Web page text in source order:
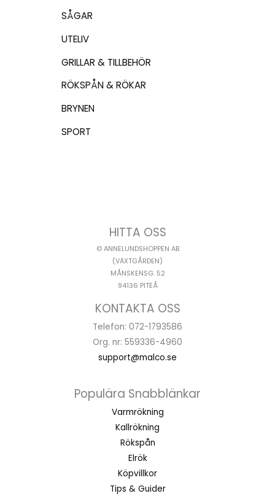
SÅGAR
UTELIV
GRILLAR & TILLBEHÖR
RÖKSPÅN & RÖKAR
BRYNEN
SPORT
HITTA OSS
© ANNELUNDSHOPPEN AB
(VÄXTGÅRDEN)
MÅNSKENSG. 52
94136 PITEÅ
KONTAKTA OSS
Telefon: 072-1793586
Org. nr: 559336-4960
support@malco.se
Populära Snabblänkar
Varmrökning
Kallrökning
Rökspån
Elrök
Köpvillkor
Tips & Guider